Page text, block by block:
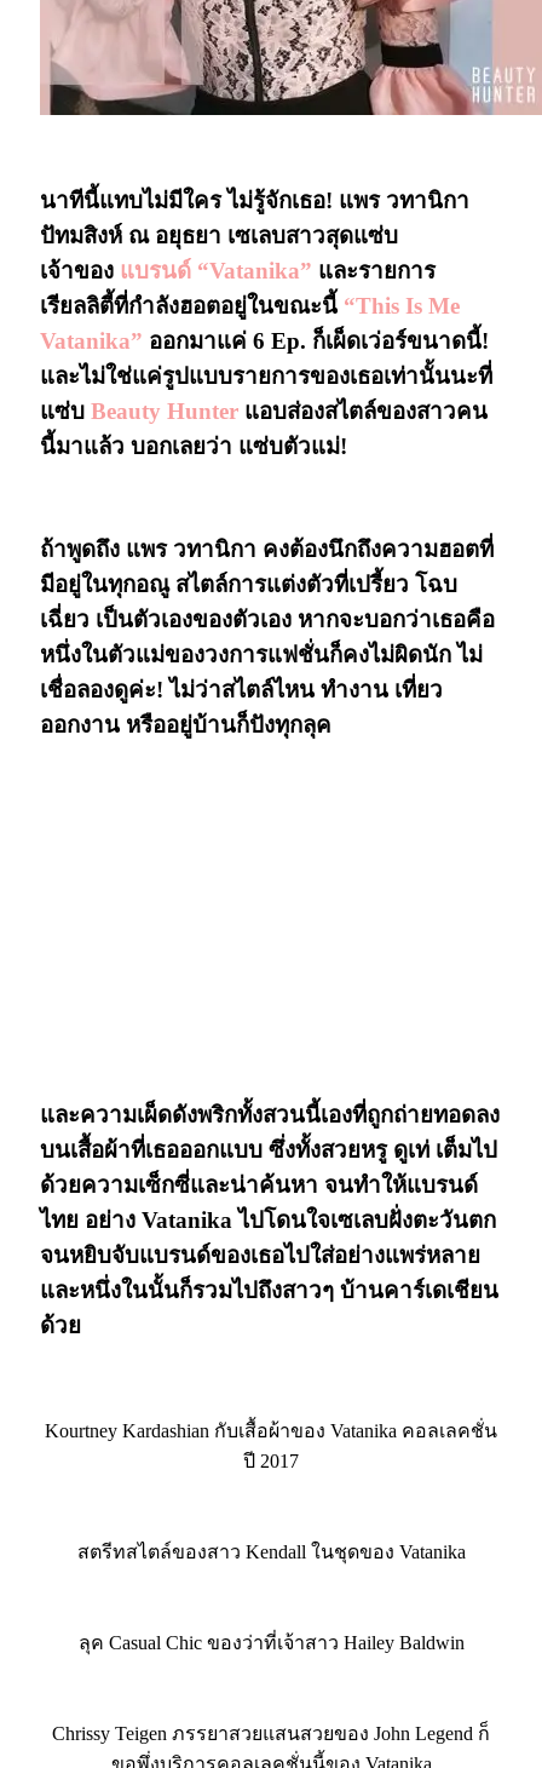
นาทีนี้แทบไม่มีใคร ไม่รู้จักเธอ! แพร วทานิกา
ปัทมสิงห์ ณ อยุธยา เซเลบสาวสุดแซ่บ
เจ้าของ แบรนด์ “Vatanika” และรายการ
เรียลลิตี้ที่กำลังฮอตอยู่ในขณะนี้ “This Is Me
Vatanika” ออกมาแค่ 6 Ep. ก็เผ็ดเว่อร์ขนาดนี้!
และไม่ใช่แค่รูปแบบรายการของเธอเท่านั้นนะที่
แซ่บ Beauty Hunter แอบส่องสไตล์ของสาวคน
นี้มาแล้ว บอกเลยว่า แซ่บตัวแม่!
ถ้าพูดถึง แพร วทานิกา คงต้องนึกถึงความฮอตที่
มีอยู่ในทุกอณู สไตล์การแต่งตัวที่เปรี้ยว โฉบ
เฉี่ยว เป็นตัวเองของตัวเอง หากจะบอกว่าเธอคือ
หนึ่งในตัวแม่ของวงการแฟชั่นก็คงไม่ผิดนัก ไม่
เชื่อลองดูค่ะ! ไม่ว่าสไตล์ไหน ทำงาน เที่ยว
ออกงาน หรืออยู่บ้านก็ปังทุกลุค
และความเผ็ดดังพริกทั้งสวนนี้เองที่ถูกถ่ายทอดลง
บนเสื้อผ้าที่เธอออกแบบ ซึ่งทั้งสวยหรู ดูเท่ เต็มไป
ด้วยความเซ็กซี่และน่าค้นหา จนทำให้แบรนด์
ไทย อย่าง Vatanika ไปโดนใจเซเลบฝั่งตะวันตก
จนหยิบจับแบรนด์ของเธอไปใส่อย่างแพร่หลาย
และหนึ่งในนั้นก็รวมไปถึงสาวๆ บ้านคาร์เดเชียน
ด้วย
Kourtney Kardashian กับเสื้อผ้าของ Vatanika คอลเลคชั่น
ปี 2017
สตรีทสไตล์ของสาว Kendall ในชุดของ Vatanika
ลุค Casual Chic ของว่าที่เจ้าสาว Hailey Baldwin
Chrissy Teigen ภรรยาสวยแสนสวยของ John Legend ก็
ขอพึ่งบริการคอลเลคชั่นนี้ของ Vatanika